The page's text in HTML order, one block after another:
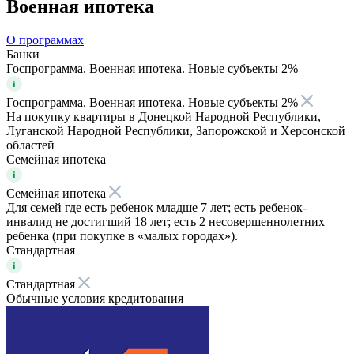
Военная ипотека
О программах
Банки
Госпрограмма. Военная ипотека. Новые субъекты 2%
Госпрограмма. Военная ипотека. Новые субъекты 2%
На покупку квартиры в Донецкой Народной Республики,
Луганской Народной Республики, Запорожской и Херсонской
областей
Семейная ипотека
Семейная ипотека
Для семей где есть ребенок младше 7 лет; есть ребенок-
инвалид не достигший 18 лет; есть 2 несовершеннолетних
ребенка (при покупке в «малых городах»).
Стандартная
Стандартная
Обычные условия кредитования